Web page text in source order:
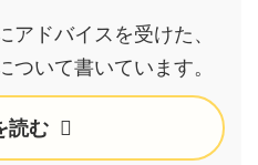
アドバイスを受けた、
ついて書いています。
読む